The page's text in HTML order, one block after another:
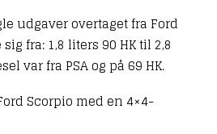
udgaver overtaget fra Ford
fra: 1,8 liters 90 HK til 2,8
var fra PSA og på 69 HK.
Scorpio med en 4×4-